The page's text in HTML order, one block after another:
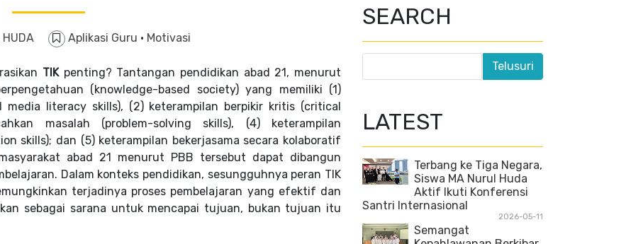
HUDA Aplikasi Guru · Motivasi
TIKpenting? Tantangan pendidikan abad 21, menurut
(knowledge-based society) yang memiliki (1)
media literacy skills), (2) keterampilan berpikir kritis (critical
masalah (problem-solving skills), (4) keterampilan
skills); dan (5) keterampilan bekerjasama secara kolaboratif
abad 21 menurut PBB tersebut dapat dibangun
Dalam konteks pendidikan, sesungguhnya peran TIK
terjadinya proses pembelajaran yang efektif dan
sebagai sarana untuk mencapai tujuan, bukan tujuan itu
SEARCH
LATEST
Terbang ke Tiga Negara,
Siswa MA Nurul Huda
Aktif Ikuti Konferensi
Santri Internasional
2026-05-11
Semangat